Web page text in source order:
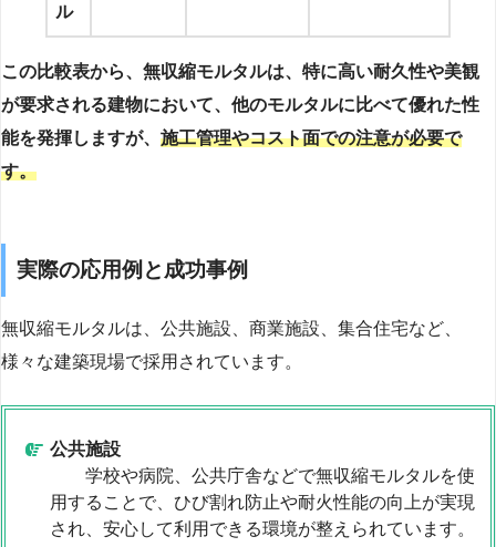
ル
この比較表から、無収縮モルタルは、特に高い耐久性や美観
が要求される建物において、他のモルタルに比べて優れた性
能を発揮しますが、 施工管理やコスト面での注意が必要で
す。
実際の応用例と成功事例
無収縮モルタルは、公共施設、商業施設、集合住宅など、
様々な建築現場で採用されています。
公共施設
学校や病院、公共庁舎などで無収縮モルタルを使
用することで、ひび割れ防止や耐火性能の向上が実現
され、安心して利用できる環境が整えられています。